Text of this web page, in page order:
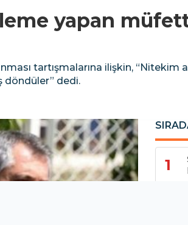
yapan
tartışmalarına ilişkin, “Nitekim
döndüler” dedi.
1